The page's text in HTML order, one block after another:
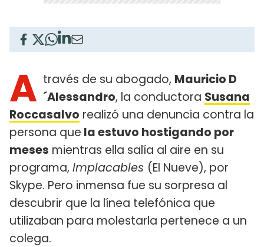
A través de su abogado, Mauricio D
´Alessandro, la conductora Susana
Roccasalvo realizó una denuncia contra la
persona que la estuvo hostigando por
meses mientras ella salía al aire en su
programa, Implacables (El Nueve), por
Skype. Pero inmensa fue su sorpresa al
descubrir que la línea telefónica que
utilizaban para molestarla pertenece a un
colega.